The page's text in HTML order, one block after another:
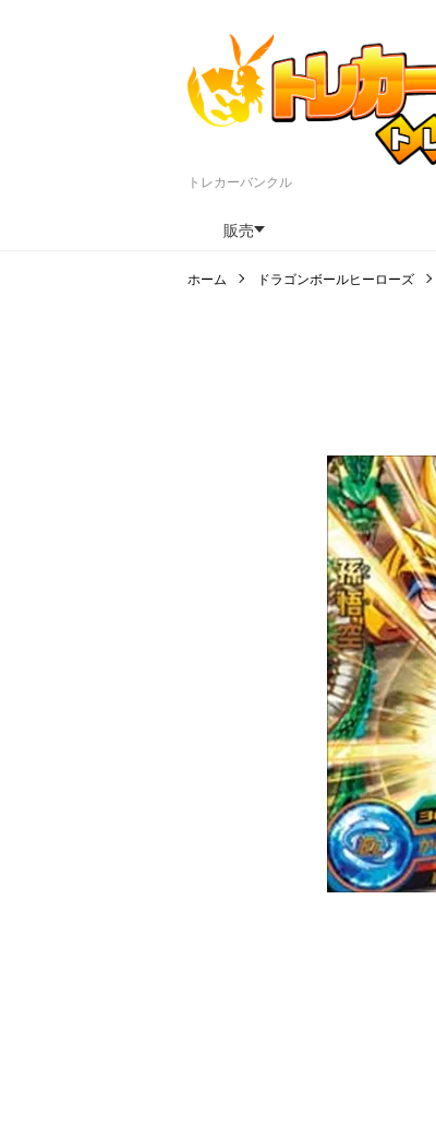
トレカーバンクル
販売
ホーム ドラゴンボールヒーローズ